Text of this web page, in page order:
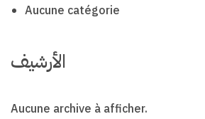
Aucune catégorie
الأرشيف
Aucune archive à afficher.